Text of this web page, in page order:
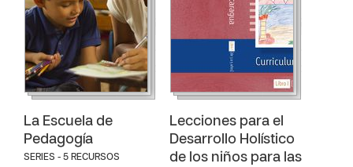
La Escuela de
Pedagogía
SERIES - 5 RECURSOS
Lecciones para el
Desarrollo Holístico
de los niños para las